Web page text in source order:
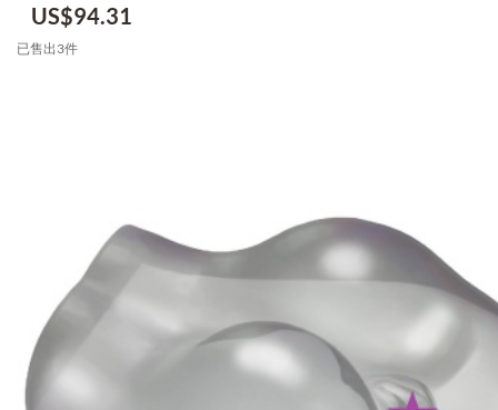
US$94.31
已售出3件